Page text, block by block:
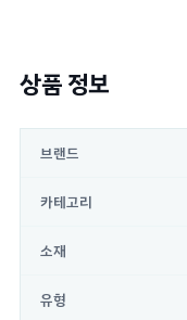
상품 정보
브랜드
카테고리
소재
유형